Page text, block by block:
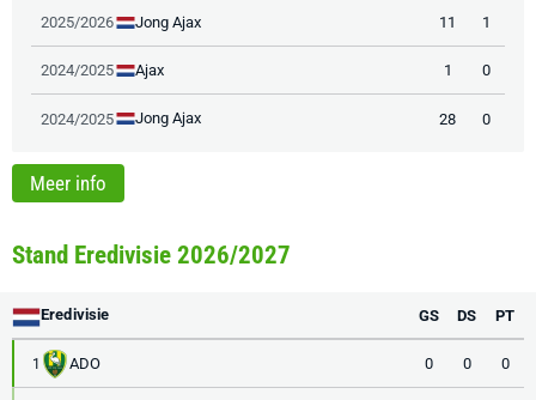
2025/2026 Jong Ajax 11 1
2024/2025 Ajax 1 0
2024/2025 Jong Ajax 28 0
Meer info
Stand Eredivisie 2026/2027
Eredivisie GS DS PT
1 ADO 0 0 0